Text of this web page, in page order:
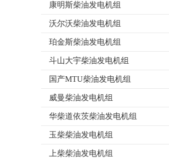
康明斯柴油发电机组
沃尔沃柴油发电机组
珀金斯柴油发电机组
斗山大宇柴油发电机组
国产MTU柴油发电机组
威曼柴油发电机组
华柴道依茨柴油发电机组
玉柴柴油发电机组
上柴柴油发电机组